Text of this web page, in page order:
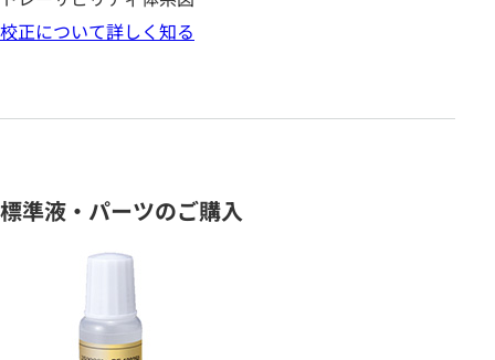
校正について詳しく知る
標準液・パーツのご購入